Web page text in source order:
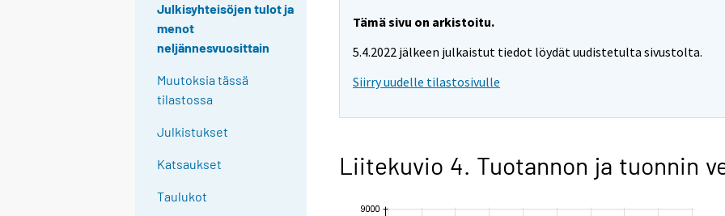
Julkisyhteisöjen tulot ja
menot
neljännesvuosittain
Muutoksia tässä
tilastossa
Julkistukset
Katsaukset
Taulukot
Tämä sivu on arkistoitu.
5.4.2022 jälkeen julkaistut tiedot löydät uudistetulta sivustolta.
Siirry uudelle tilastosivulle
Liitekuvio 4. Tuotannon ja tuonnin